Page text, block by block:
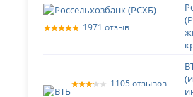
1971 отзыв
1105 отзывов